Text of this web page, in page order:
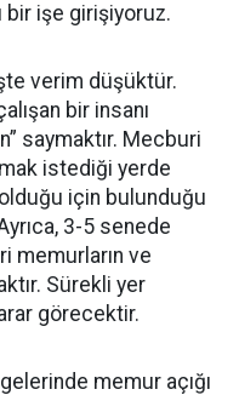
bir işe girişiyoruz.
verim düşüktür.
bir insanı
saymaktır. Mecburi
istediği yerde
için bulunduğu
3-5 senede
memurların ve
Sürekli yer
görecektir.
memur açığı